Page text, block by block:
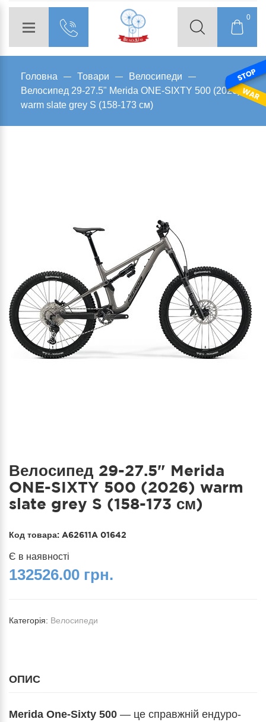
0
Головна Товари
Велосипеди
Велосипед 29-27.5" Merida ONE-SIXTY 500 (2026)
warm slate grey S (158-173 см)
Велосипед 29-27.5" Merida
ONE-SIXTY 500 (2026) warm
slate grey S (158-173 см)
Код товара: A62611A 01642
Є в наявності
132526.00 грн.
Категорія: Велосипеди
ОПИС
Merida One-Sixty 500 — це справжній ендуро-